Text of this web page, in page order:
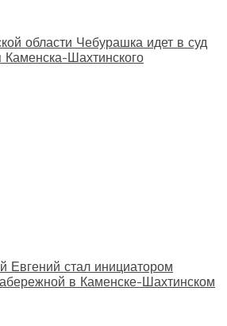
области Чебурашка идет в суд
Каменска-Шахтинского
Евгений стал инициатором
в Каменске-Шахтинском